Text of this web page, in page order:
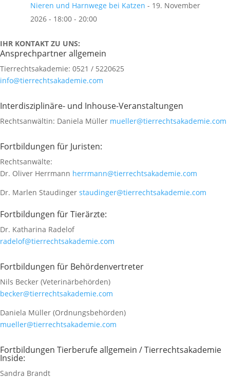
Nieren und Harnwege bei Katzen - 19. November
2026 - 18:00 - 20:00
IHR KONTAKT ZU UNS:
Ansprechpartner allgemein
Tierrechtsakademie: 0521 / 5220625
info@tierrechtsakademie.com
Interdisziplinäre- und Inhouse-Veranstaltungen
Rechtsanwältin: Daniela Müller mueller@tierrechtsakademie.com
Fortbildungen für Juristen:
Rechtsanwälte:
Dr. Oliver Herrmann herrmann@tierrechtsakademie.com
Dr. Marlen Staudinger staudinger@tierrechtsakademie.com
Fortbildungen für Tierärzte:
Dr. Katharina Radelof
radelof@tierrechtsakademie.com
Fortbildungen für Behördenvertreter
Nils Becker (Veterinärbehörden)
becker@tierrechtsakademie.com
Daniela Müller (Ordnungsbehörden)
mueller@tierrechtsakademie.com
Fortbildungen Tierberufe allgemein / Tierrechtsakademie
Inside:
Sandra Brandt